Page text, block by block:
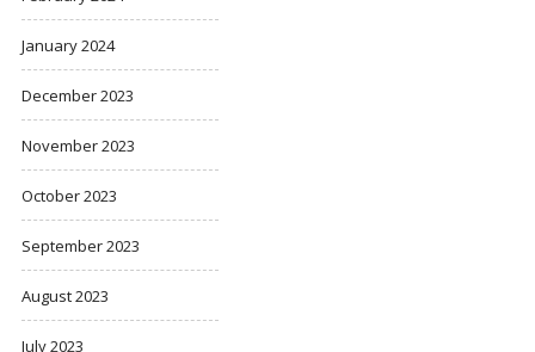
January 2024
December 2023
November 2023
October 2023
September 2023
August 2023
July 2023